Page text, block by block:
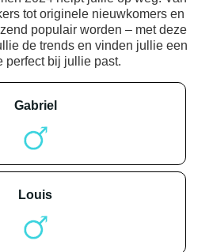
tot originele nieuwkomers en
populair worden – met deze
de trends en vinden jullie een
perfect bij jullie past.
gabriel
louis